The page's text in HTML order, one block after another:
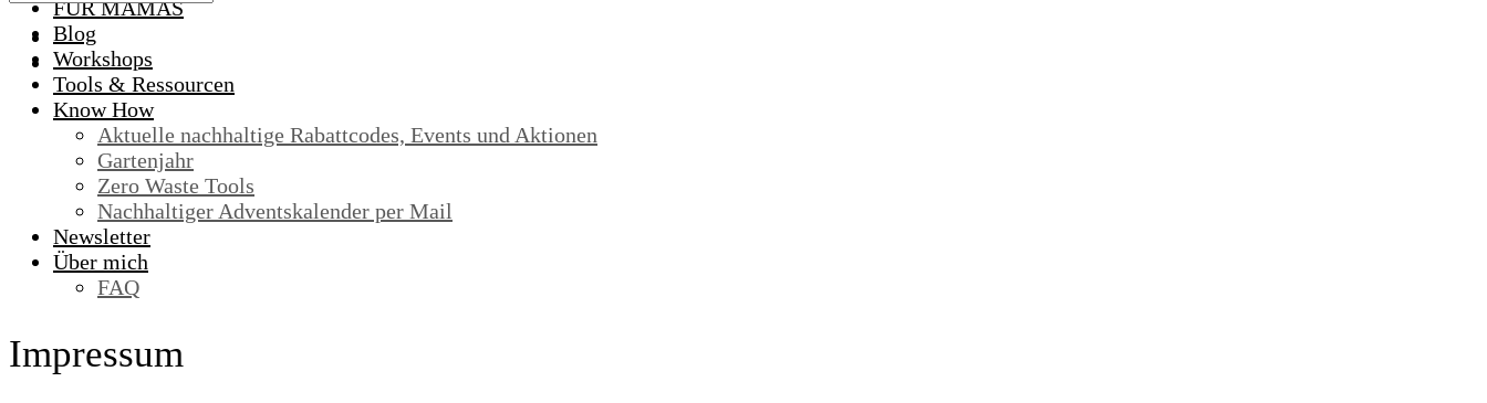
FÜR MAMAS
Blog
Workshops
Tools & Ressourcen
Know How
Aktuelle nachhaltige Rabattcodes, Events und Aktionen
Gartenjahr
Zero Waste Tools
Nachhaltiger Adventskalender per Mail
Newsletter
Über mich
FAQ
Impressum